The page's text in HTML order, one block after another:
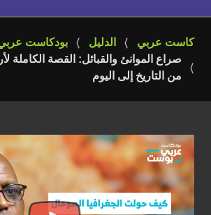
كاست عربي الدليل
بودكاست
صراع الموانئ والقبائل: القصة الكاملة
من التاريخ إلى اليوم